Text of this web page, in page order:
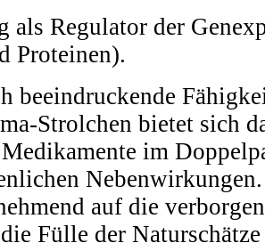
als Regulator der
Proteinen).
beeindruckende
Strolchen bietet sich
im
auf die
Fülle der